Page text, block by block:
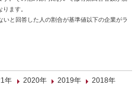
ます。
と回答した人の割合が基準値以下の企業がラ
年 2020年 2019年
2018年